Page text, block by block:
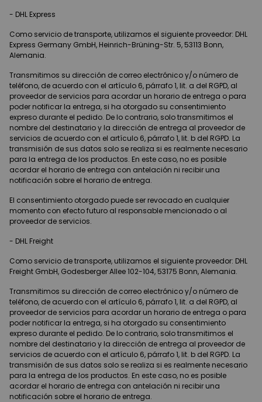
- DHL Express
Como servicio de transporte, utilizamos el siguiente proveedor: DHL
Express Germany GmbH, Heinrich-Brüning-Str. 5, 53113 Bonn,
Alemania.
Transmitimos su dirección de correo electrónico y/o número de
teléfono, de acuerdo con el artículo 6, párrafo 1, lit. a del RGPD, al
proveedor de servicios para acordar un horario de entrega o para
poder notificar la entrega, si ha otorgado su consentimiento
expreso durante el pedido. De lo contrario, solo transmitimos el
nombre del destinatario y la dirección de entrega al proveedor de
servicios de acuerdo con el artículo 6, párrafo 1, lit. b del RGPD. La
transmisión de sus datos solo se realiza si es realmente necesario
para la entrega de los productos. En este caso, no es posible
acordar el horario de entrega con antelación ni recibir una
notificación sobre el horario de entrega.
El consentimiento otorgado puede ser revocado en cualquier
momento con efecto futuro al responsable mencionado o al
proveedor de servicios.
- DHL Freight
Como servicio de transporte, utilizamos el siguiente proveedor: DHL
Freight GmbH, Godesberger Allee 102-104, 53175 Bonn, Alemania.
Transmitimos su dirección de correo electrónico y/o número de
teléfono, de acuerdo con el artículo 6, párrafo 1, lit. a del RGPD, al
proveedor de servicios para acordar un horario de entrega o para
poder notificar la entrega, si ha otorgado su consentimiento
expreso durante el pedido. De lo contrario, solo transmitimos el
nombre del destinatario y la dirección de entrega al proveedor de
servicios de acuerdo con el artículo 6, párrafo 1, lit. b del RGPD. La
transmisión de sus datos solo se realiza si es realmente necesario
para la entrega de los productos. En este caso, no es posible
acordar el horario de entrega con antelación ni recibir una
notificación sobre el horario de entrega.